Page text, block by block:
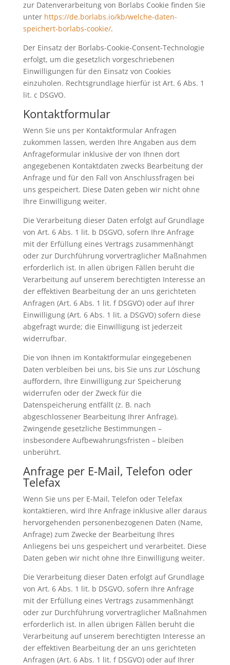
zur Datenverarbeitung von Borlabs Cookie finden Sie
unter https://de.borlabs.io/kb/welche-daten-
speichert-borlabs-cookie/.
Der Einsatz der Borlabs-Cookie-Consent-Technologie
erfolgt, um die gesetzlich vorgeschriebenen
Einwilligungen für den Einsatz von Cookies
einzuholen. Rechtsgrundlage hierfür ist Art. 6 Abs. 1
lit. c DSGVO.
Kontaktformular
Wenn Sie uns per Kontaktformular Anfragen
zukommen lassen, werden Ihre Angaben aus dem
Anfrageformular inklusive der von Ihnen dort
angegebenen Kontaktdaten zwecks Bearbeitung der
Anfrage und für den Fall von Anschlussfragen bei
uns gespeichert. Diese Daten geben wir nicht ohne
Ihre Einwilligung weiter.
Die Verarbeitung dieser Daten erfolgt auf Grundlage
von Art. 6 Abs. 1 lit. b DSGVO, sofern Ihre Anfrage
mit der Erfüllung eines Vertrags zusammenhängt
oder zur Durchführung vorvertraglicher Maßnahmen
erforderlich ist. In allen übrigen Fällen beruht die
Verarbeitung auf unserem berechtigten Interesse an
der effektiven Bearbeitung der an uns gerichteten
Anfragen (Art. 6 Abs. 1 lit. f DSGVO) oder auf Ihrer
Einwilligung (Art. 6 Abs. 1 lit. a DSGVO) sofern diese
abgefragt wurde; die Einwilligung ist jederzeit
widerrufbar.
Die von Ihnen im Kontaktformular eingegebenen
Daten verbleiben bei uns, bis Sie uns zur Löschung
auffordern, Ihre Einwilligung zur Speicherung
widerrufen oder der Zweck für die
Datenspeicherung entfällt (z. B. nach
abgeschlossener Bearbeitung Ihrer Anfrage).
Zwingende gesetzliche Bestimmungen –
insbesondere Aufbewahrungsfristen – bleiben
unberührt.
Anfrage per E-Mail, Telefon oder
Telefax
Wenn Sie uns per E-Mail, Telefon oder Telefax
kontaktieren, wird Ihre Anfrage inklusive aller daraus
hervorgehenden personenbezogenen Daten (Name,
Anfrage) zum Zwecke der Bearbeitung Ihres
Anliegens bei uns gespeichert und verarbeitet. Diese
Daten geben wir nicht ohne Ihre Einwilligung weiter.
Die Verarbeitung dieser Daten erfolgt auf Grundlage
von Art. 6 Abs. 1 lit. b DSGVO, sofern Ihre Anfrage
mit der Erfüllung eines Vertrags zusammenhängt
oder zur Durchführung vorvertraglicher Maßnahmen
erforderlich ist. In allen übrigen Fällen beruht die
Verarbeitung auf unserem berechtigten Interesse an
der effektiven Bearbeitung der an uns gerichteten
Anfragen (Art. 6 Abs. 1 lit. f DSGVO) oder auf Ihrer